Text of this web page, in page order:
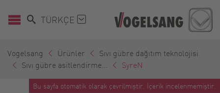
TÜRKÇE
Vogelsang Ürünler
Sıvı gübre dağıtım teknolojisi
Sıvı gübre asitlendirme...
SyreN
Bu sayfa otomatik olarak çevrilmiştir. İçerik incelenmemiştir.